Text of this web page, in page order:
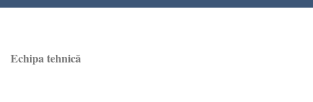
Echipa tehnică